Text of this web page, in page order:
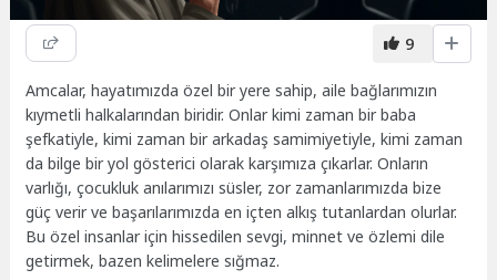
9
Amcalar, hayatımızda özel bir yere sahip, aile bağlarımızın
kıymetli halkalarından biridir. Onlar kimi zaman bir baba
şefkatiyle, kimi zaman bir arkadaş samimiyetiyle, kimi zaman
da bilge bir yol gösterici olarak karşımıza çıkarlar. Onların
varlığı, çocukluk anılarımızı süsler, zor zamanlarımızda bize
güç verir ve başarılarımızda en içten alkış tutanlardan olurlar.
Bu özel insanlar için hissedilen sevgi, minnet ve özlemi dile
getirmek, bazen kelimelere sığmaz.